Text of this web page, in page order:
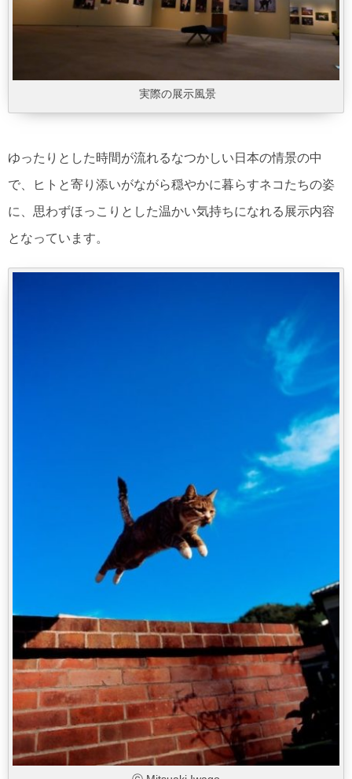
実際の展示風景
ゆったりとした時間が流れるなつかしい日本の情景の中
で、ヒトと寄り添いがながら穏やかに暮らすネコたちの姿
に、思わずほっこりとした温かい気持ちになれる展示内容
となっています。